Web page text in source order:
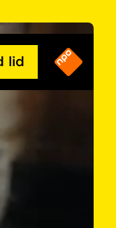
lid